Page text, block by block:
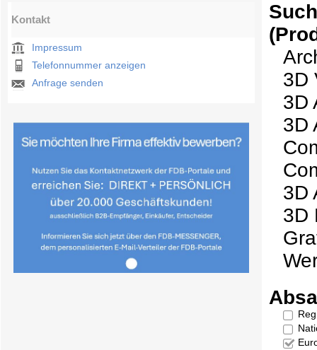
Kontakt
Impressum
Telefonnummer anzeigen
Anfrage senden
3D
3D
3D
3D
3D